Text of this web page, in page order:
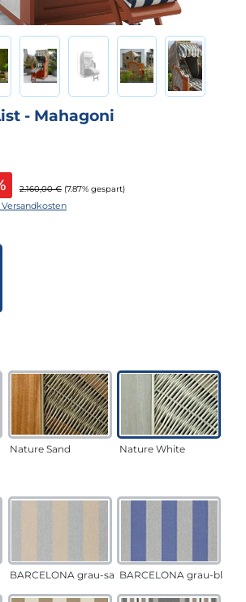
- Mahagoni
Regulärer Preis:
2.160,00 € (7.87% gespart)
Nature Sand Nature White
BARCELONA grau-sandBARCELONA grau-blau